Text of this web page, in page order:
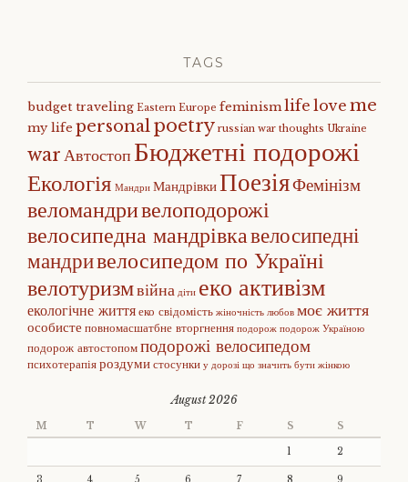
TAGS
budget traveling Eastern Europe feminismlife love me
my life personalpoetry russian war thoughts Ukraine
warАвтостопБюджетні подорожі
Екологія Мандри МандрівкиПоезіяФемінізм
веломандривелоподорожі
велосипедна мандрівкавелосипедні
мандривелосипедом по Україні
велотуризмвійна діти еко активізм
екологічне життяеко свідомість жіночність любов моє життя
особисте повномасшатбне вторгнення подорож подорож Україною
подорож автостопомподорожі велосипедом
психотерапіяроздумистосунки у дорозі що значить бути жінкою
August 2026
M T W T F S S
1 2